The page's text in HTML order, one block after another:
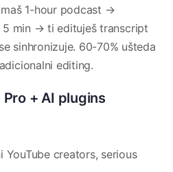
1-hour podcast →
5 min → ti edituješ transcript
sinhronizuje. 60-70% ušteda
editing.
+ AI plugins
YouTube creators, serious